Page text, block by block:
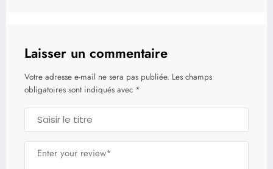
Laisser un commentaire
Votre adresse e-mail ne sera pas publiée. Les champs
obligatoires sont indiqués avec *